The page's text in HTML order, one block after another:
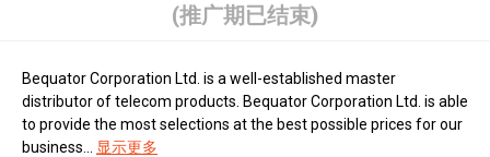
(推广期已结束)
Bequator Corporation Ltd. is a well-established master
distributor of telecom products. Bequator Corporation Ltd. is able
to provide the most selections at the best possible prices for our
business...
显示更多